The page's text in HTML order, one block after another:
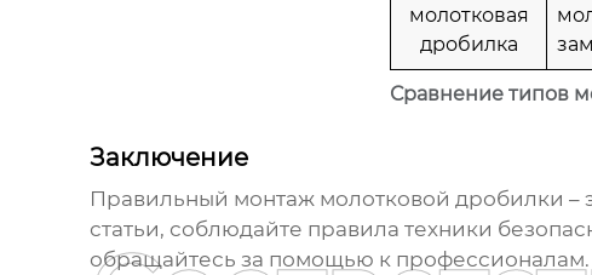
Сравнение типов
молотковая
дробилка
Заключение
Правильный монтаж молотковой дробилки –
статьи, соблюдайте правила техники
обращайтесь за помощью к профессионалам.